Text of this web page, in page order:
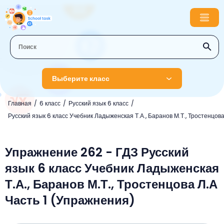
Выберите класс
Главная 6 класс
Русский язык 6 класс
Русский язык 6 класс Учебник Ладыженская Т.А., Баранов М.Т.,
1 класс
Русский язык
Литературное чтение
Окружающий мир
Математика
Математика
Английский язык
Информатика
3 класс
Музыка
Окружающий мир
4 класс
Английский язык
5 класс
Упражнение 262 - ГДЗ Русский
язык 6 класс Учебник Ладыженская
Т.А., Баранов М.Т., Тростенцова Л.А
Часть 1 (Упражнения)